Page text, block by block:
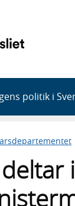
politik i